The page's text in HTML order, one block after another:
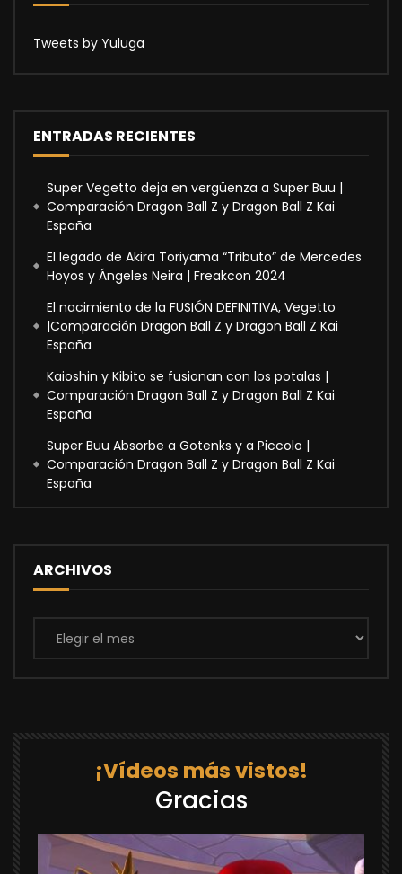
Tweets by Yuluga
ENTRADAS RECIENTES
Super Vegetto deja en vergüenza a Super Buu |
Comparación Dragon Ball Z y Dragon Ball Z Kai
España
El legado de Akira Toriyama “Tributo” de Mercedes
Hoyos y Ángeles Neira | Freakcon 2024
El nacimiento de la FUSIÓN DEFINITIVA, Vegetto
|Comparación Dragon Ball Z y Dragon Ball Z Kai
España
Kaioshin y Kibito se fusionan con los potalas |
Comparación Dragon Ball Z y Dragon Ball Z Kai
España
Super Buu Absorbe a Gotenks y a Piccolo |
Comparación Dragon Ball Z y Dragon Ball Z Kai
España
ARCHIVOS
Archivos
¡Vídeos más vistos!
Gracias